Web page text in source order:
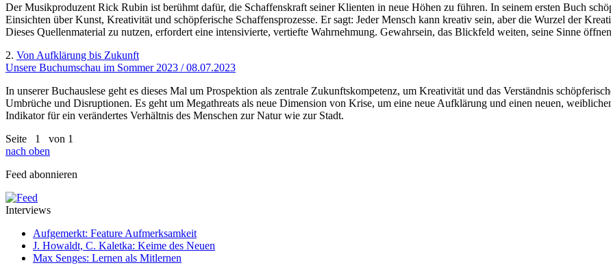
Der Musikproduzent Rick Rubin ist berühmt dafür, die Schaffenskraft seiner Klienten in neue Höhen zu führen. In seinem ersten Buch
Einsichten über Kunst, Kreativität und schöpferische Schaffensprozesse. Er sagt: Jeder Mensch kann kreativ sein, aber die Wurzel der
Dieses Quellenmaterial zu nutzen, erfordert eine intensivierte, vertiefte Wahrnehmung. Gewahrsein, das Blickfeld weiten, seine Sinne
2. Von Aufklärung bis Zukunft
Unsere Buchumschau im Sommer 2023 / 08.07.2023
In unserer Buchauslese geht es dieses Mal um Prospektion als zentrale Zukunftskompetenz, um Kreativität und das Verständnis
Umbrüche und Disruptionen. Es geht um Megathreats als neue Dimension von Krise, um eine neue Aufklärung und einen neuen,
Indikator für ein verändertes Verhältnis des Menschen zur Natur wie zur Stadt.
Seite 1
von 1
nach oben
Feed abonnieren
Interviews
Aufgemerkt: Feature Aufmerksamkeit
J. Howaldt, C. Kaletka: Keime des Neuen
Max Senges: Lernen als Mitlernen